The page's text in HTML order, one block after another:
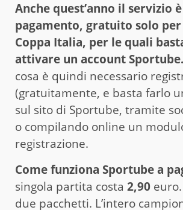
Anche quest’anno il servizio
pagamento, gratuito solo
Coppa Italia, per le quali
attivare un account Sportube.
cosa è quindi necessario
(gratuitamente, e basta farlo
sul sito di Sportube, tramite
o compilando online un
registrazione.
Come funziona Sportube a
singola partita costa 2,90
due pacchetti. L’intero